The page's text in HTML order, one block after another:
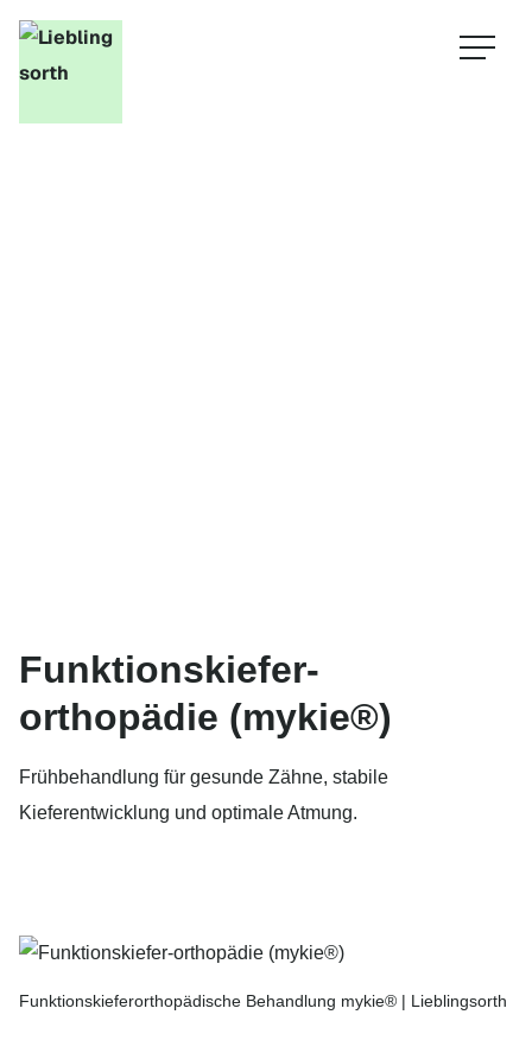
Funktionskiefer-
orthopädie (mykie®)
Frühbehandlung für gesunde Zähne, stabile
Kieferentwicklung und optimale Atmung.
Funktionskieferorthopädische Behandlung mykie® | Lieblingsorth